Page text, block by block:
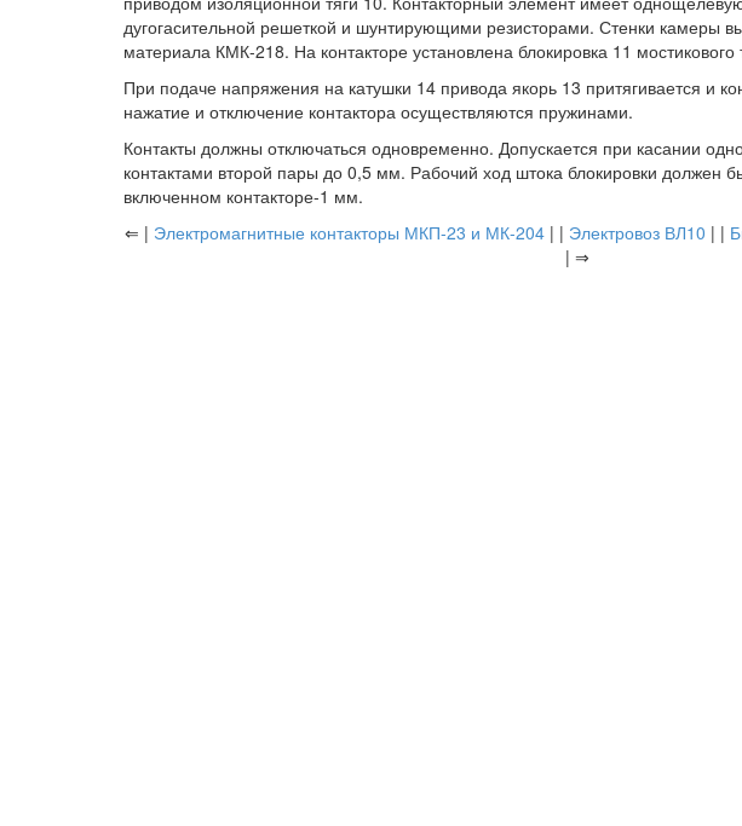
дугогасительной решеткой и шунтирующими резисторами. Стенки камеры
материала КМК-218. На контакторе установлена блокировка 11 мостикового
При подаче напряжения на катушки 14 привода якорь 13 притягивается и
нажатие и отключение контактора осуществляются пружинами.
Контакты должны отключаться одновременно. Допускается при касании
контактами второй пары до 0,5 мм. Рабочий ход штока блокировки должен
включенном контакторе-1 мм.
⇐ | Электромагнитные контакторы МКП-23 и МК-204| | Электровоз ВЛ10 | |
| ⇒